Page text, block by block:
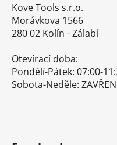
Kove Tools s.r.o.
Morávkova 1566
280 02 Kolín - Zálabí
Otevírací doba:
Pondělí-Pátek: 07:00-
Sobota-Neděle: